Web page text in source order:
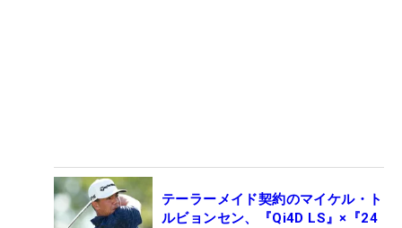
テーラーメイド契約のマイケル・ト
ルビョンセン、『Qi4D LS』×『24